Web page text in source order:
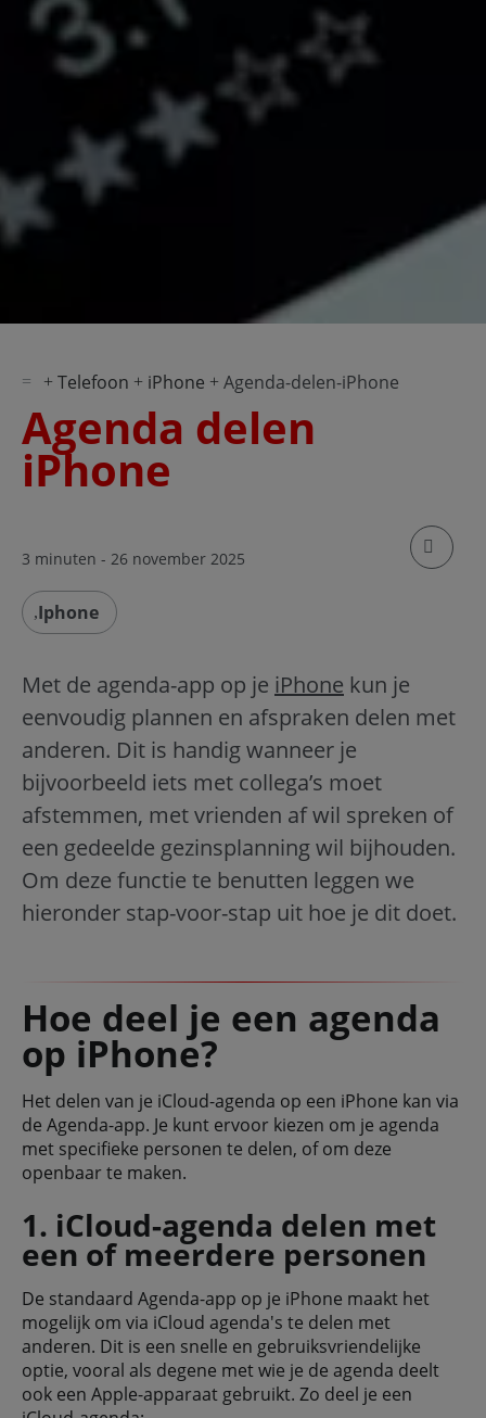
Telefoon iPhone Agenda-delen-iPhone
Agenda delen
iPhone
3 minuten - 26 november 2025
klik om
Iphone
Met de agenda-app op je iPhone kun je
eenvoudig plannen en afspraken delen met
anderen. Dit is handig wanneer je
bijvoorbeeld iets met collega’s moet
afstemmen, met vrienden af wil spreken of
een gedeelde gezinsplanning wil bijhouden.
Om deze functie te benutten leggen we
hieronder stap-voor-stap uit hoe je dit doet.
Hoe deel je een agenda
op iPhone?
Het delen van je iCloud-agenda op een iPhone kan via
de Agenda-app. Je kunt ervoor kiezen om je agenda
met specifieke personen te delen, of om deze
openbaar te maken.
1. iCloud-agenda delen met
een of meerdere personen
De standaard Agenda-app op je iPhone maakt het
mogelijk om via iCloud agenda's te delen met
anderen. Dit is een snelle en gebruiksvriendelijke
optie, vooral als degene met wie je de agenda deelt
ook een Apple-apparaat gebruikt. Zo deel je een